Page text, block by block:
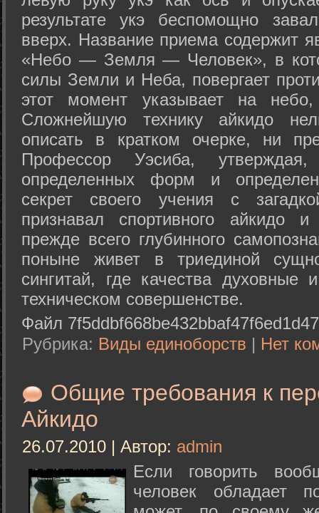
результате укэ беспомощно
вверх. Название приема содержит
«Небо — Земля — Человек», в
силы Земли и Неба, повергает
этот момент указывает на
Сложнейшую технику айкидо
описать в кратком очерке, ни
Профессор Уэсиба,
определенных форм и
секрет своего учения с
признавал спортивного айкидо
прежде всего глубинного
поныне живет в триединой
сингитай, где качества духовные
техническом совершенстве.
Файл
Рубрика: Виды единоборств | Нет
Общие требования к
Айкидо
26.07.2010 | Автор: admin
Если говорить
человек обладает